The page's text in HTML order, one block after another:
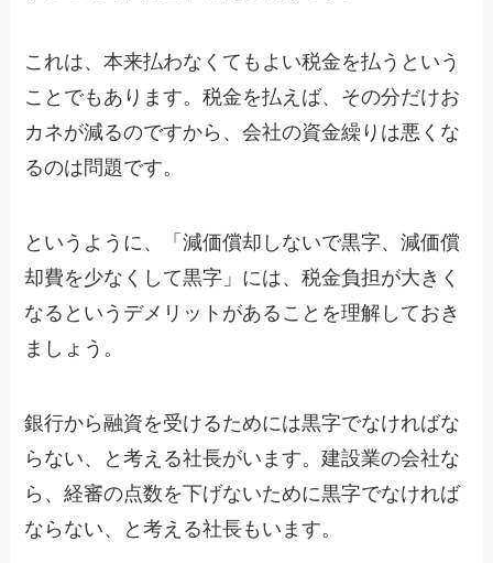
これは、本来払わなくてもよい税金を払うという
ことでもあります。税金を払えば、その分だけお
カネが減るのですから、会社の資金繰りは悪くな
るのは問題です。
というように、「減価償却しないで黒字、減価償
却費を少なくして黒字」には、税金負担が大きく
なるというデメリットがあることを理解しておき
ましょう。
銀行から融資を受けるためには黒字でなければな
らない、と考える社長がいます。建設業の会社な
ら、経審の点数を下げないために黒字でなければ
ならない、と考える社長もいます。